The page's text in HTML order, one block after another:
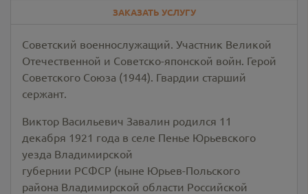
ЗАКАЗАТЬ УСЛУГУ
Советский военнослужащий. Участник Великой
Отечественной и Советско-японской войн. Герой
Советского Союза (1944). Гвардии старший
сержант.
Виктор Васильевич Завалин родился 11
декабря 1921 года в селе Пенье Юрьевского
уезда Владимирской
губернии РСФСР (ныне Юрьев-Польского
района Владимирской области Российской